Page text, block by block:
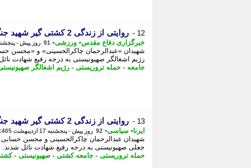
12 - روایتی از زندگی 2 کشتی گیر شهید جنگ تحمیلی سوم
خبرگزاری دفاع مقدس- ورزشی- 91 روز پیش - پنجشنبه 17 اردیبهشت 1405، 14:40
شهیدان «عبدالرحمان چاکرالحسینی» و «محسن
رژیم اشغالگر صهیونیستی به درجه رفیع شهادت
جامعه - حمله تروریستی - رژیم اشغالگر
13 - روایتی از زندگی 2 کشتی گیر شهید جنگ رمضان
ایرنا- سیاسی- 92 روز پیش - پنجشنبه 17 اردیبهشت 1405، 11:35
شهیدان عبدالرحمان چاکرالحسینی و محسن حسابی
جعلی صهیونیستی به درجه رفیع شهادت نائل شدند.
حمله تروریستی - جامعه کشتی - صهیونیستی -